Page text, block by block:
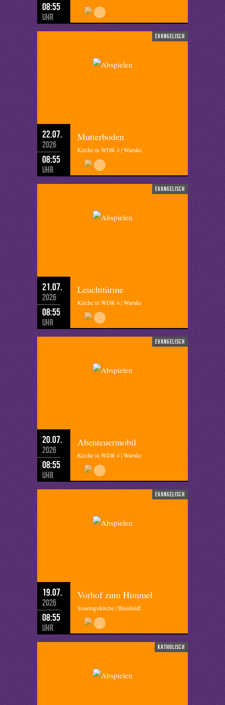
08:55
Uhr
evangelisch
22.07.
2026
08:55
Uhr
Mutterboden
Kirche in WDR 4 | Warnke
evangelisch
21.07.
2026
08:55
Uhr
Leuchttürme
Kirche in WDR 4 | Warnke
evangelisch
20.07.
2026
08:55
Uhr
Abenteuermobil
Kirche in WDR 4 | Warnke
evangelisch
19.07.
2026
08:55
Uhr
Vorhof zum Himmel
Sonntagskirche | Ihlenfeldt
katholisch